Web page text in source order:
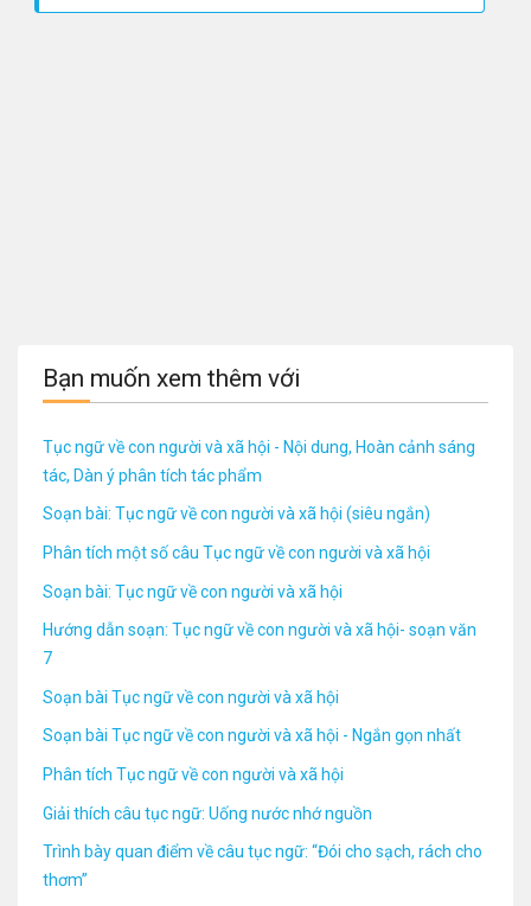
Bạn muốn xem thêm với
Tục ngữ về con người và xã hội - Nội dung, Hoàn cảnh sáng
tác, Dàn ý phân tích tác phẩm
Soạn bài: Tục ngữ về con người và xã hội (siêu ngắn)
Phân tích một số câu Tục ngữ về con người và xã hội
Soạn bài: Tục ngữ về con người và xã hội
Hướng dẫn soạn: Tục ngữ về con người và xã hội- soạn văn
7
Soạn bài Tục ngữ về con người và xã hội
Soạn bài Tục ngữ về con người và xã hội - Ngắn gọn nhất
Phân tích Tục ngữ về con người và xã hội
Giải thích câu tục ngữ: Uống nước nhớ nguồn
Trình bày quan điểm về câu tục ngữ: “Đói cho sạch, rách cho
thơm”